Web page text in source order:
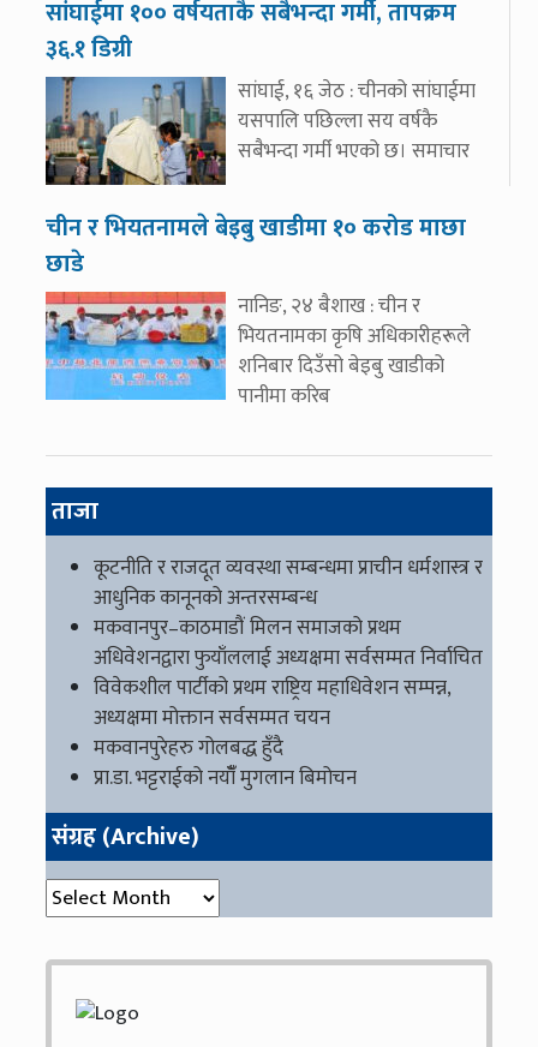
सांघाईमा १०० वर्षयताकै सबैभन्दा गर्मी, तापक्रम
३६.१ डिग्री
सांघाई, १६ जेठ : चीनको सांघाईमा
यसपालि पछिल्ला सय वर्षकै
सबैभन्दा गर्मी भएको छ। समाचार
चीन र भियतनामले बेइबु खाडीमा १० करोड माछा
छाडे
नानिङ, २४ बैशाख : चीन र
भियतनामका कृषि अधिकारीहरूले
शनिबार दिउँसो बेइबु खाडीको
पानीमा करिब
ताजा
कूटनीति र राजदूत व्यवस्था सम्बन्धमा प्राचीन धर्मशास्त्र र
आधुनिक कानूनको अन्तरसम्बन्ध
मकवानपुर–काठमाडौं मिलन समाजको प्रथम
अधिवेशनद्वारा फुयाँललाई अध्यक्षमा सर्वसम्मत निर्वाचित
विवेकशील पार्टीको प्रथम राष्ट्रिय महाधिवेशन सम्पन्न,
अध्यक्षमा मोक्तान सर्वसम्मत चयन
मकवानपुरेहरु गोलबद्ध हुँदै
प्रा.डा. भट्टराईको नयाँँ मुगलान बिमोचन
संग्रह (Archive)
संग्रह (Archive)